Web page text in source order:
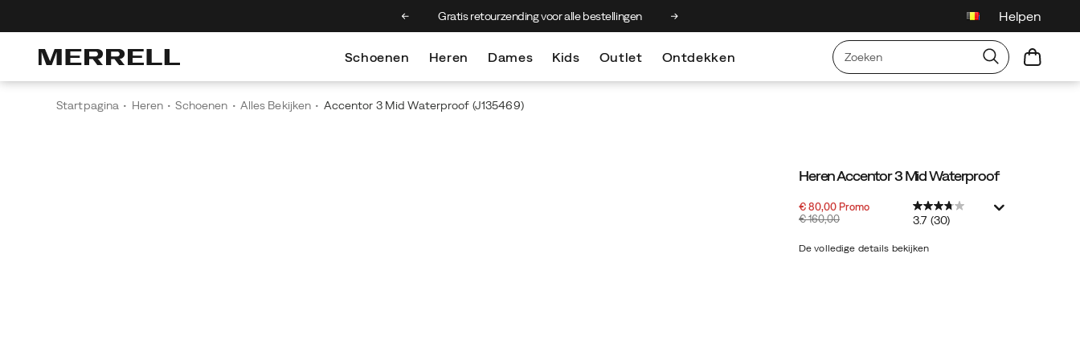
Gratis verzending voor bestellingen van boven de 75 € Gratis retourzending voor alle bestellingen Helpen
Schoenen Heren Dames Kids Outlet Ontdekken
Startpagina Heren Schoenen Alles Bekijken Accentor 3 Mid Waterproof (J135469)
Heren Accentor 3 Mid Waterproof
Sale-
prijs
€ 80,00 PromoOorspronkelijke
€ 160,00
06T16:22:58.665Z
06T16:22:58.665Z
OutOfStock 3.7 (30)
De volledige details bekijken